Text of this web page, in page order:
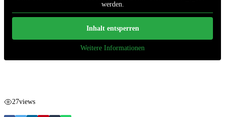
werden.
Inhalt entsperren
Weitere Informationen
27views